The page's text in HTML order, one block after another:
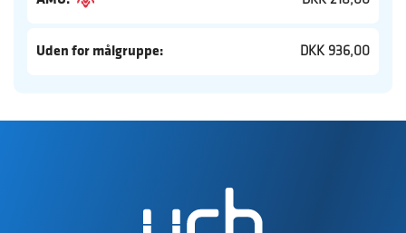
Uden for målgruppe: DKK 936,00